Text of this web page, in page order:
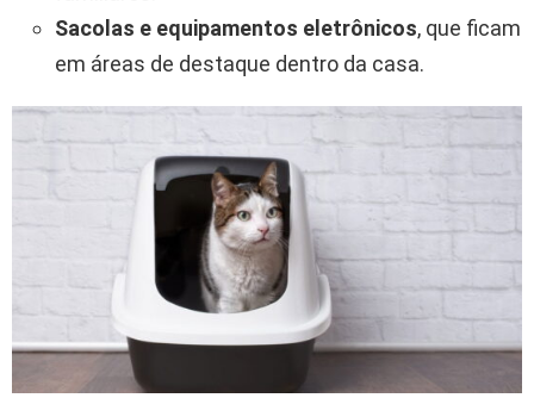
Sacolas e equipamentos eletrônicos, que ficam
em áreas de destaque dentro da casa.